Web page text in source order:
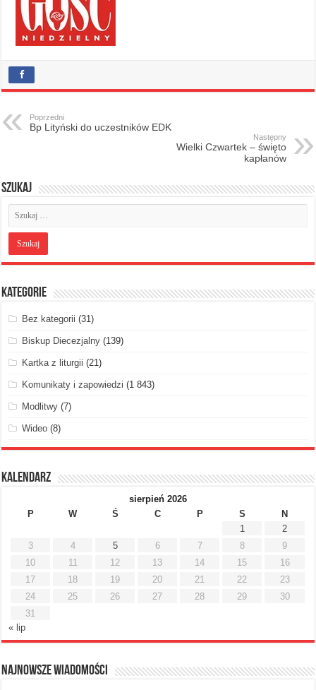
Poprzedni
Bp Lityński do uczestników EDK
Następny
Wielki Czwartek – święto
kapłanów
Szukaj
Kategorie
Bez kategorii (31)
Biskup Diecezjalny (139)
Kartka z liturgii (21)
Komunikaty i zapowiedzi (1 843)
Modlitwy (7)
Wideo (8)
Kalendarz
sierpień 2026
P
W Ś C P S
N
1
2
3
4 5 6 7 8
9
10
11 12 13 14 15
16
17
18 19 20 21 22
23
24
25 26 27 28 29
30
31
« lip
Najnowsze Wiadomości